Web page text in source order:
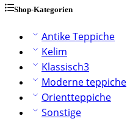
Shop-Kategorien
Antike Teppiche
Kelim
Klassisch3
Moderne teppiche
Orientteppiche
Sonstige